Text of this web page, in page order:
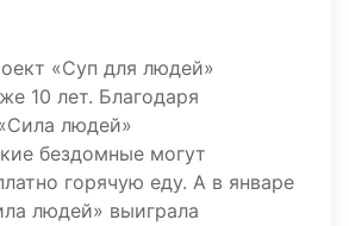
«Суп для людей»
10 лет. Благодаря
людей»
бездомные могут
горячую еду. А в январе
людей» выиграла